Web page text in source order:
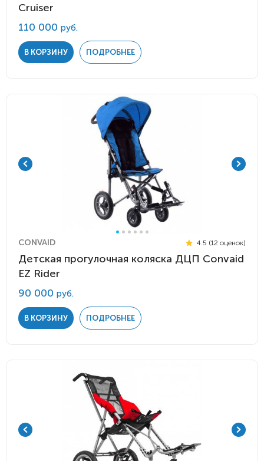
Cruiser
110 000 руб.
В КОРЗИНУ ПОДРОБНЕЕ
CONVAID 4.5 (12 оценок)
Детская прогулочная коляска ДЦП Convaid
EZ Rider
90 000 руб.
В КОРЗИНУ ПОДРОБНЕЕ